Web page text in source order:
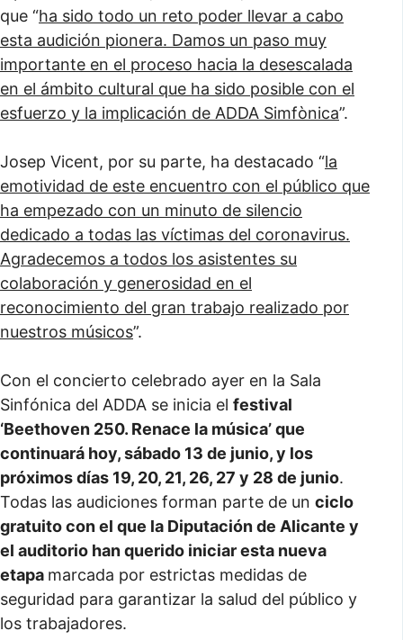
que “ha sido todo un reto poder llevar a cabo
esta audición pionera. Damos un paso muy
importante en el proceso hacia la desescalada
en el ámbito cultural que ha sido posible con el
esfuerzo y la implicación de ADDA Simfònica”.
Josep Vicent, por su parte, ha destacado “la
emotividad de este encuentro con el público que
ha empezado con un minuto de silencio
dedicado a todas las víctimas del coronavirus.
Agradecemos a todos los asistentes su
colaboración y generosidad en el
reconocimiento del gran trabajo realizado por
nuestros músicos”.
Con el concierto celebrado ayer en la Sala
Sinfónica del ADDA se inicia el festival
‘Beethoven 250. Renace la música’ que
continuará hoy, sábado 13 de junio, y los
próximos días 19, 20, 21, 26, 27 y 28 de junio.
Todas las audiciones forman parte de un ciclo
gratuito con el que la Diputación de Alicante y
el auditorio han querido iniciar esta nueva
etapa marcada por estrictas medidas de
seguridad para garantizar la salud del público y
los trabajadores.